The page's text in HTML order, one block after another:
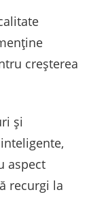
creșterea
și
aspect
recurgi la